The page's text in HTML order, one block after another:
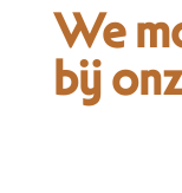
We
bij